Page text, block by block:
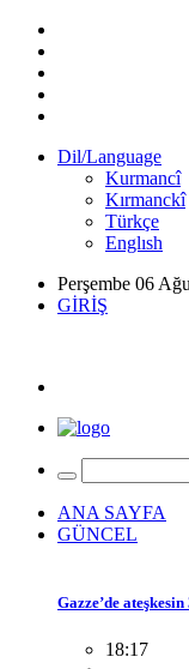
Dil/Language
Kurmancî
Kırmanckî
Türkçe
Englısh
Perşembe 06
GİRİŞ
ANA SAYFA
GÜNCEL
Gazze’de
18:17